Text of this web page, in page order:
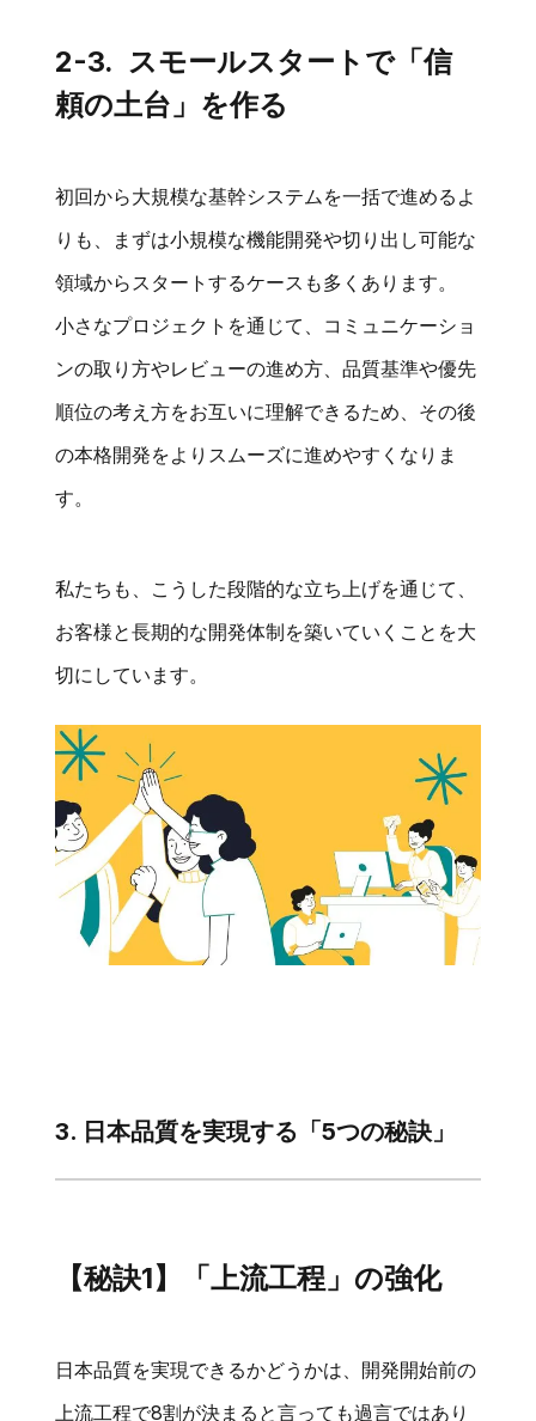
2-3. スモールスタートで「信
頼の土台」を作る
初回から大規模な基幹システムを一括で進めるよ
りも、まずは小規模な機能開発や切り出し可能な
領域からスタートするケースも多くあります。
小さなプロジェクトを通じて、コミュニケーショ
ンの取り方やレビューの進め方、品質基準や優先
順位の考え方をお互いに理解できるため、その後
の本格開発をよりスムーズに進めやすくなりま
す。
私たちも、こうした段階的な立ち上げを通じて、
お客様と長期的な開発体制を築いていくことを大
切にしています。
3. 日本品質を実現する「5つの秘訣」
【秘訣1】「上流工程」の強化
日本品質を実現できるかどうかは、開発開始前の
上流工程で8割が決まると言っても過言ではあり